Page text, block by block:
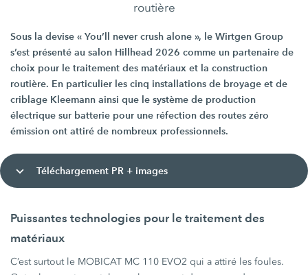
routière
Sous la devise « You’ll never crush alone », le Wirtgen Group
s’est présenté au salon Hillhead 2026 comme un partenaire de
choix pour le traitement des matériaux et la construction
routière. En particulier les cinq installations de broyage et de
criblage Kleemann ainsi que le système de production
électrique sur batterie pour une réfection des routes zéro
émission ont attiré de nombreux professionnels.
Téléchargement PR + images
Puissantes technologies pour le traitement des
matériaux
C’est surtout le MOBICAT MC 110 EVO2 qui a attiré les foules.